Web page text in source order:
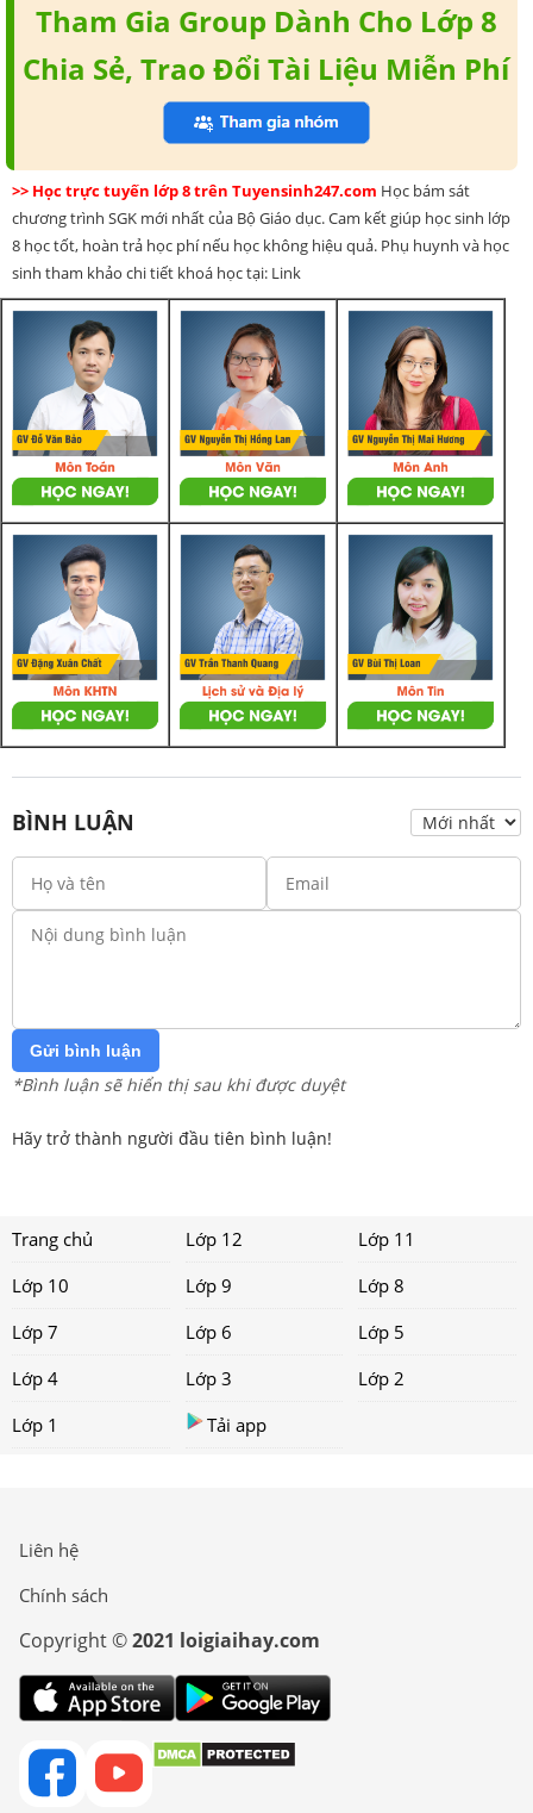
Tham Gia Group Dành Cho Lớp 8
Chia Sẻ, Trao Đổi Tài Liệu Miễn Phí
>> Học trực tuyến lớp 8 trên Tuyensinh247.com Học bám sát
chương trình SGK mới nhất của Bộ Giáo dục. Cam kết giúp học sinh lớp
8 học tốt, hoàn trả học phí nếu học không hiệu quả. Phụ huynh và học
sinh tham khảo chi tiết khoá học tại: Link
BÌNH LUẬN
Gửi bình luận
*Bình luận sẽ hiển thị sau khi được duyệt
Hãy trở thành người đầu tiên bình luận!
Trang chủ Lớp 12
Lớp 11
Lớp 10
Lớp 9
Lớp 8
Lớp 7
Lớp 6
Lớp 5
Lớp 4
Lớp 3
Lớp 2
Lớp 1
Tải app
Liên hệ
Chính sách
Copyright ©2021 loigiaihay.com